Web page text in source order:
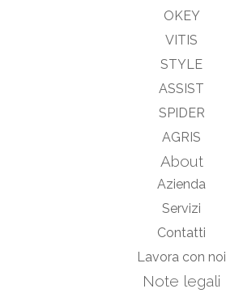
OKEY
VITIS
STYLE
ASSIST
SPIDER
AGRIS
About
Azienda
Servizi
Contatti
Lavora con noi
Note legali